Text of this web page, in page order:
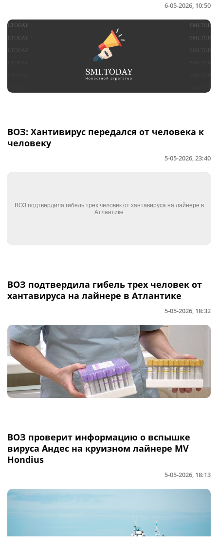
6-05-2026, 10:50
ВОЗ: Хантивирус передался от человека к
человеку
5-05-2026, 23:40
ВОЗ подтвердила гибель трех человек от
хантавируса на лайнере в Атлантике
5-05-2026, 18:32
ВОЗ проверит информацию о вспышке
вируса Андес на круизном лайнере MV
Hondius
5-05-2026, 18:13